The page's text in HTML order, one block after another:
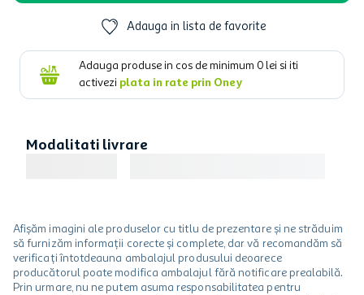
Adauga in lista de favorite
Adauga produse in cos de minimum 0 lei si iti
activezi plata in rate prin Oney
Modalitati livrare
Afișăm imagini ale produselor cu titlu de prezentare și ne străduim
să furnizăm informații corecte și complete, dar vă recomandăm să
verificați întotdeauna ambalajul produsului deoarece
producătorul poate modifica ambalajul fără notificare prealabilă.
Prin urmare, nu ne putem asuma responsabilitatea pentru